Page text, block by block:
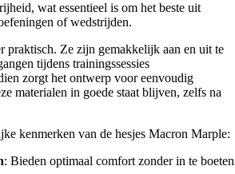
wat essentieel is om het beste uit
of wedstrijden.
praktisch. Ze zijn gemakkelijk aan en uit te
tijdens trainingssessies
zorgt het ontwerp voor eenvoudig
materialen in goede staat blijven, zelfs na
kenmerken van de hesjes Macron Marple:
: Bieden optimaal comfort zonder in te boeten